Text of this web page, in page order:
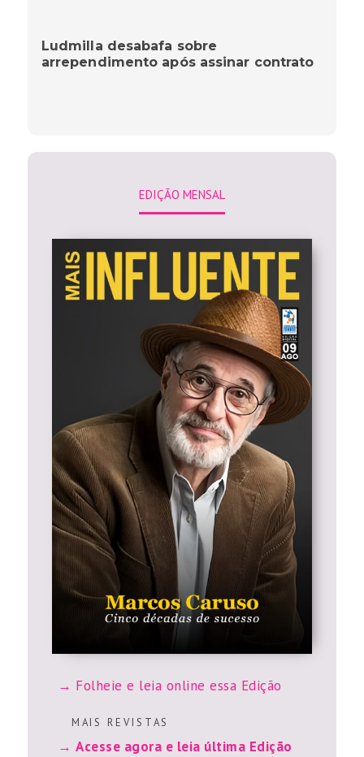
Ludmilla desabafa sobre
arrependimento após assinar contrato
EDIÇÃO MENSAL
Folheie e leia online essa Edição
M A I S R E V I S T A S
Acesse agora e leia última Edição